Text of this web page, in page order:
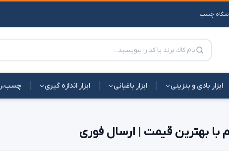
چسب
ابزار بادی و بنزینی ابزار باغبانی ابزار اندازه گیری
بهترین قیمت | ارسال فوری